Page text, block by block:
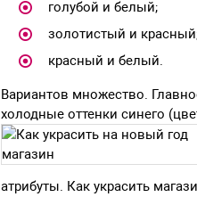
голубой и белый;
золотистый и
красный и белый.
Вариантов множество.
холодные оттенки синего
атрибуты. Как украсить